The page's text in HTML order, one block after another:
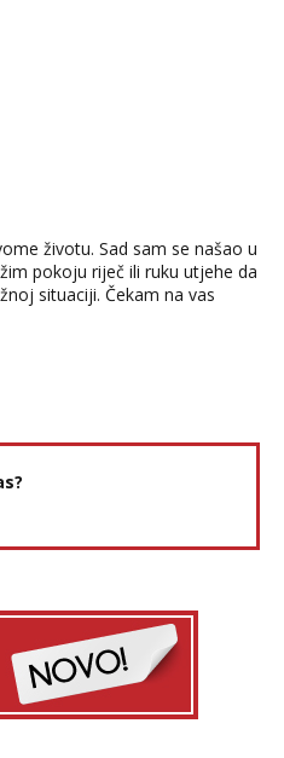
životu. Sad sam se našao u
pokoju riječ ili ruku utjehe da
situaciji. Čekam na vas